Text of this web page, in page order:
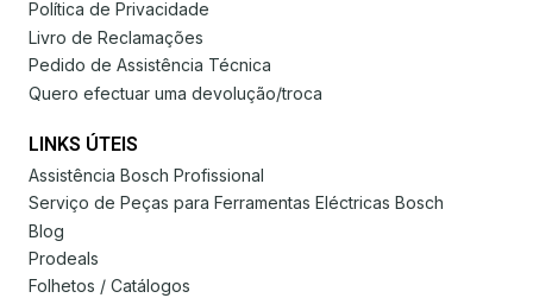
Política de Privacidade
Livro de Reclamações
Pedido de Assistência Técnica
Quero efectuar uma devolução/troca
LINKS ÚTEIS
Assistência Bosch Profissional
Serviço de Peças para Ferramentas Eléctricas Bosch
Blog
Prodeals
Folhetos / Catálogos